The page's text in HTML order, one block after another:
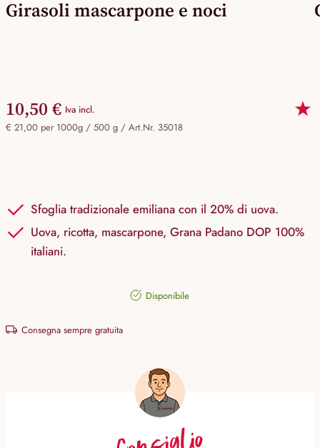
Girasoli mascarpone e noci
10,50 € Iva incl.
€ 21,00 per 1000g / 500 g / Art.Nr. 35018
Sfoglia tradizionale emiliana con il 20% di uova.
Uova, ricotta, mascarpone, Grana Padano DOP 100%
italiani.
Disponibile
Consegna sempre gratuita